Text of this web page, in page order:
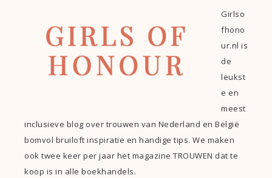
Girlso
fhono
ur.nl is
de
leukst
e en
meest
inclusieve blog over trouwen van Nederland en België
bomvol bruiloft inspiratie en handige tips. We maken
ook twee keer per jaar het magazine TROUWEN dat te
koop is in alle boekhandels.